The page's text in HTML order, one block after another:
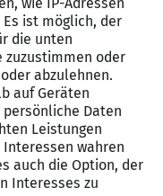
Wellhub-
Probezeit und
für deine mentale
persönliche
ob eine
zum